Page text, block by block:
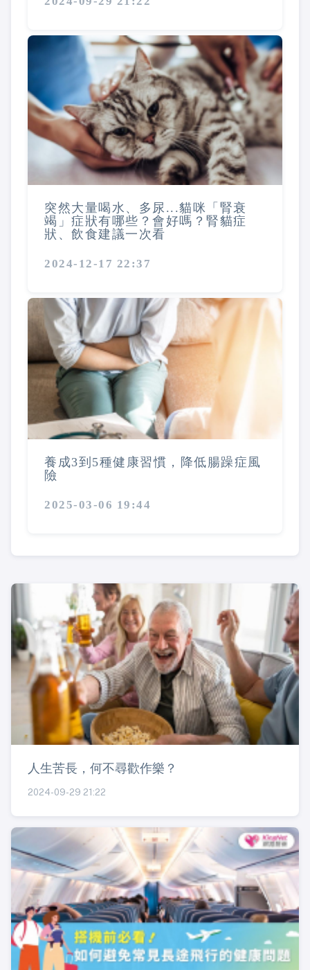
突然大量喝水、多尿...貓咪「腎衰
竭」症狀有哪些？會好嗎？腎貓症
狀、飲食建議一次看
2024-12-17 22:37
養成3到5種健康習慣，降低腸躁症風
險
2025-03-06 19:44
人生苦長，何不尋歡作樂？
2024-09-29 21:22